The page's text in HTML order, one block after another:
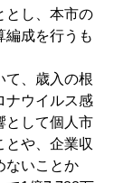
とし、本市の
編成を行うも
、歳入の根
ナウイルス感
として個人市
とや、企業収
ないことか